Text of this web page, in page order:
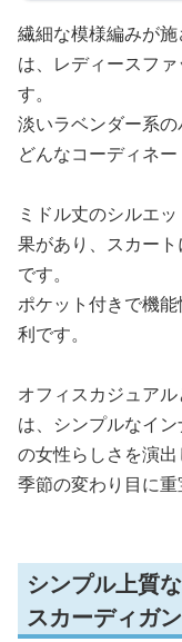
繊細な模様編みが
は、レディースフ
す。
淡いラベンダー系の
どんなコーディネー
ミドル丈のシルエ
果があり、スカー
です。
ポケット付きで機
利です。
オフィスカジュア
は、シンプルなイ
の女性らしさを演出
季節の変わり目に重
シンプル上質
スカーディガン